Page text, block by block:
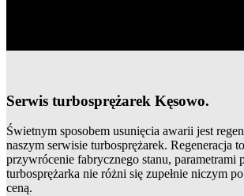
Serwis turbosprężarek Kęsowo.
Świetnym sposobem usunięcia awarii jest
naszym serwisie turbosprężarek. Regeneracja
przywrócenie fabrycznego stanu, parametrami
turbosprężarka nie różni się zupełnie niczym
ceną.